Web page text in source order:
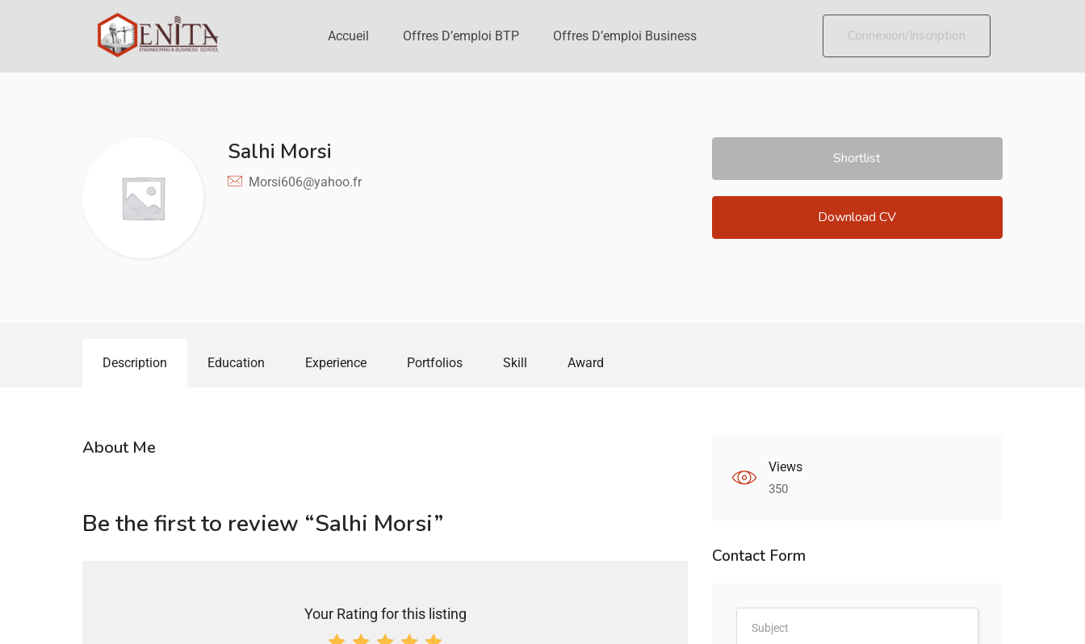
Accueil Offres D’emploi BTP Offres D’emploi Business Connexion/Inscription
Salhi Morsi
Morsi606@yahoo.fr
Shortlist
Download CV
Description Education Experience Portfolios Skill Award
About Me
Be the first to review “Salhi Morsi”
Your Rating for this listing
Views
350
Contact Form